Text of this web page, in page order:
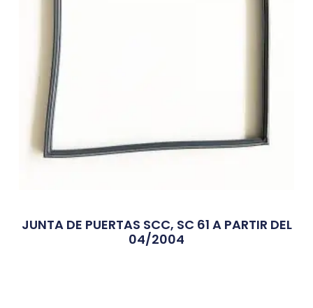
JUNTA DE PUERTAS SCC, SC 61 A PARTIR DEL
04/2004